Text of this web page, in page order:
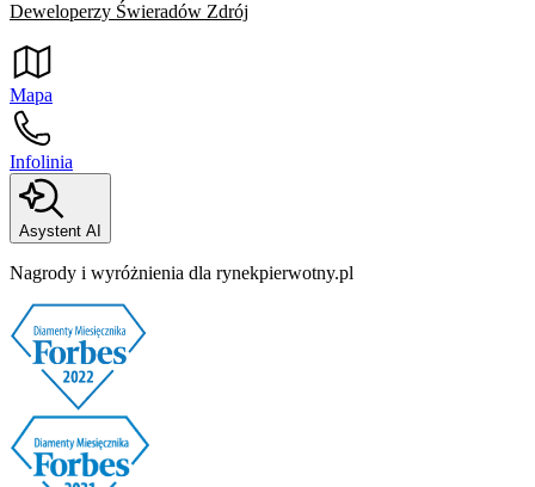
Deweloperzy Świeradów Zdrój
Mapa
Infolinia
Asystent AI
Nagrody i wyróżnienia dla rynekpierwotny.pl